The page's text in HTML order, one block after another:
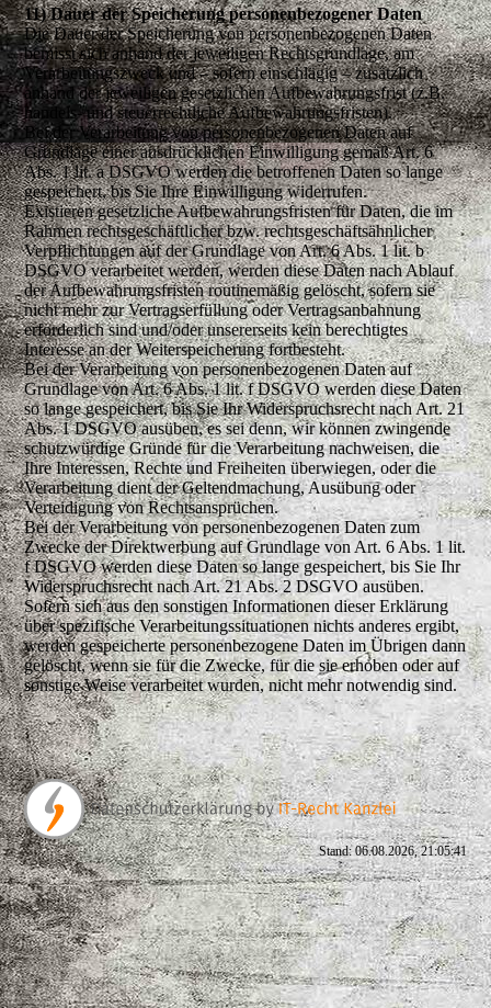
11) Dauer der Speicherung personenbezogener Daten
Die Dauer der Speicherung von personenbezogenen Daten
bemisst sich anhand der jeweiligen Rechtsgrundlage, am
Verarbeitungszweck und – sofern einschlägig – zusätzlich
anhand der jeweiligen gesetzlichen Aufbewahrungsfrist (z.B.
handels- und steuerrechtliche Aufbewahrungsfristen).
Bei der Verarbeitung von personenbezogenen Daten auf
Grundlage einer ausdrücklichen Einwilligung gemäß Art. 6
Abs. 1 lit. a DSGVO werden die betroffenen Daten so lange
gespeichert, bis Sie Ihre Einwilligung widerrufen.
Existieren gesetzliche Aufbewahrungsfristen für Daten, die im
Rahmen rechtsgeschäftlicher bzw. rechtsgeschäftsähnlicher
Verpflichtungen auf der Grundlage von Art. 6 Abs. 1 lit. b
DSGVO verarbeitet werden, werden diese Daten nach Ablauf
der Aufbewahrungsfristen routinemäßig gelöscht, sofern sie
nicht mehr zur Vertragserfüllung oder Vertragsanbahnung
erforderlich sind und/oder unsererseits kein berechtigtes
Interesse an der Weiterspeicherung fortbesteht.
Bei der Verarbeitung von personenbezogenen Daten auf
Grundlage von Art. 6 Abs. 1 lit. f DSGVO werden diese Daten
so lange gespeichert, bis Sie Ihr Widerspruchsrecht nach Art. 21
Abs. 1 DSGVO ausüben, es sei denn, wir können zwingende
schutzwürdige Gründe für die Verarbeitung nachweisen, die
Ihre Interessen, Rechte und Freiheiten überwiegen, oder die
Verarbeitung dient der Geltendmachung, Ausübung oder
Verteidigung von Rechtsansprüchen.
Bei der Verarbeitung von personenbezogenen Daten zum
Zwecke der Direktwerbung auf Grundlage von Art. 6 Abs. 1 lit.
f DSGVO werden diese Daten so lange gespeichert, bis Sie Ihr
Widerspruchsrecht nach Art. 21 Abs. 2 DSGVO ausüben.
Sofern sich aus den sonstigen Informationen dieser Erklärung
über spezifische Verarbeitungssituationen nichts anderes ergibt,
werden gespeicherte personenbezogene Daten im Übrigen dann
gelöscht, wenn sie für die Zwecke, für die sie erhoben oder auf
sonstige Weise verarbeitet wurden, nicht mehr notwendig sind.
Stand: 06.08.2026, 21:05:41